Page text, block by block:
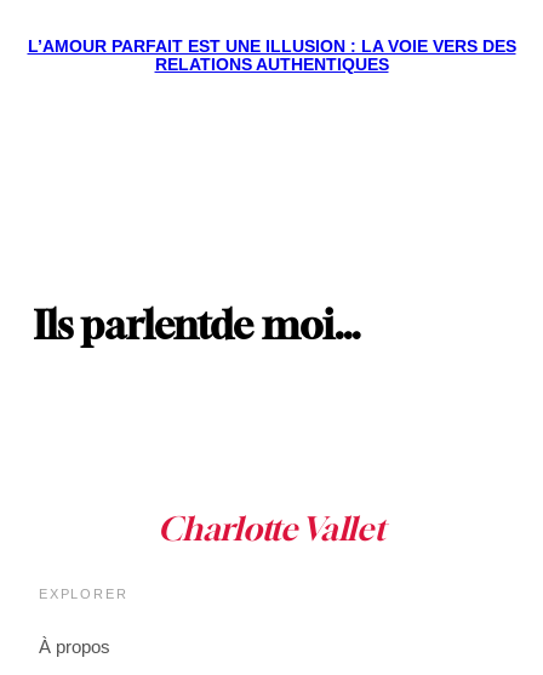
L’AMOUR PARFAIT EST UNE ILLUSION : LA VOIE VERS DES
RELATIONS AUTHENTIQUES
Ils parlentde moi…
EXPLORER
À propos